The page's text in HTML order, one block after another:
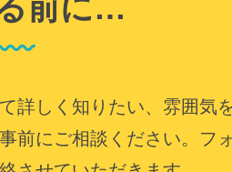
前に…
詳しく知りたい、雰囲気
前にご相談ください。フ